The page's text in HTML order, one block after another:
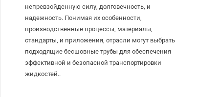
непревзойденную силу, долговечность, и
надежность. Понимая их особенности,
производственные процессы, материалы,
стандарты, и приложения, отрасли могут выбрать
подходящие бесшовные трубы для обеспечения
эффективной и безопасной транспортировки
жидкостей..